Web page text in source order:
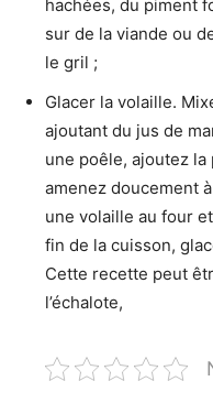
hachées, du piment
sur de la viande ou
le gril ;
Glacer la volaille.
ajoutant du jus de
une poêle, ajoutez
amenez doucement
une volaille au four
fin de la cuisson,
Cette recette peut
l’échalote,